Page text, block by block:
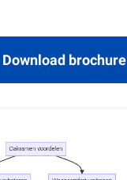
Download brochure